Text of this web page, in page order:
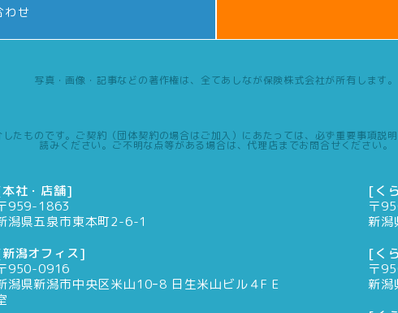
わせ
写真・画像・記事などの著作権は、全てあしなが保険株式会社が所有します。
たものです。ご契約（団体契約の場合はご加入）にあたっては、必ず重要事項説
読みください。ご不明な点等がある場合は、代理店までお問合せください。
社・店舗]
959-1863
潟県五泉市東本町2-6-1
潟オフィス]
950-0916
潟県新潟市中央区米山10ｰ8 日生米山ビル４F E
[く
〒
新潟
[く
〒
新潟